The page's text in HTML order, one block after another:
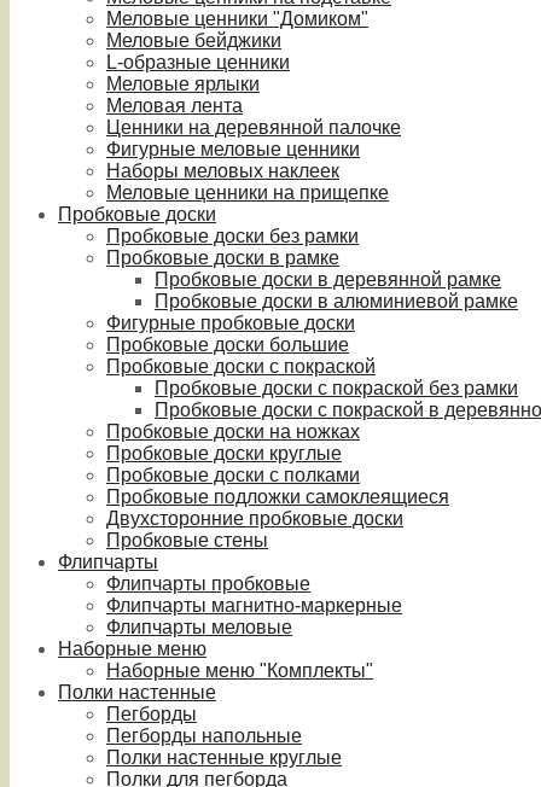
Меловые ценники "Домиком"
Меловые бейджики
L-образные ценники
Меловые ярлыки
Меловая лента
Ценники на деревянной палочке
Фигурные меловые ценники
Наборы меловых наклеек
Меловые ценники на прищепке
Пробковые доски
Пробковые доски без рамки
Пробковые доски в рамке
Пробковые доски в деревянной рамке
Пробковые доски в алюминиевой рамке
Фигурные пробковые доски
Пробковые доски большие
Пробковые доски с покраской
Пробковые доски с покраской без рамки
Пробковые доски с покраской в
Пробковые доски на ножках
Пробковые доски круглые
Пробковые доски с полками
Пробковые подложки самоклеящиеся
Двухсторонние пробковые доски
Пробковые стены
Флипчарты
Флипчарты пробковые
Флипчарты магнитно-маркерные
Флипчарты меловые
Наборные меню
Наборные меню "Комплекты"
Полки настенные
Пегборды
Пегборды напольные
Полки настенные круглые
Полки для пегборда